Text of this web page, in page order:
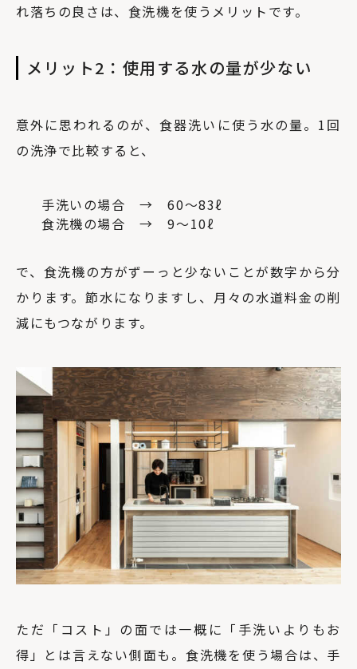
れ落ちの良さは、食洗機を使うメリットです。
メリット2：使用する水の量が少ない
意外に思われるのが、食器洗いに使う水の量。1回
の洗浄で比較すると、
手洗いの場合 → 60〜83ℓ
食洗機の場合 → 9〜10ℓ
で、食洗機の方がずーっと少ないことが数字から分
かります。節水になりますし、月々の水道料金の削
減にもつながります。
ただ「コスト」の面では一概に「手洗いよりもお
得」とは言えない側面も。食洗機を使う場合は、手